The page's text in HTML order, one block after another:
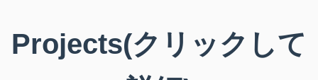
Projects(クリックして